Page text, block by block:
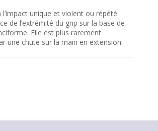
l’impact unique et violent ou répété
de l’extrémité du grip sur la base de
Elle est plus rarement
une chute sur la main en extension.